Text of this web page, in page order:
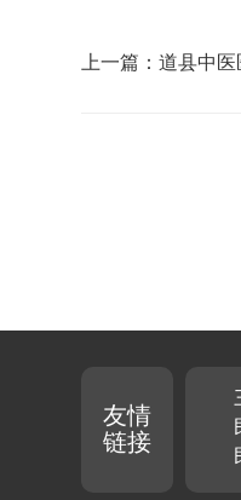
上一篇：道县中
友情
链接